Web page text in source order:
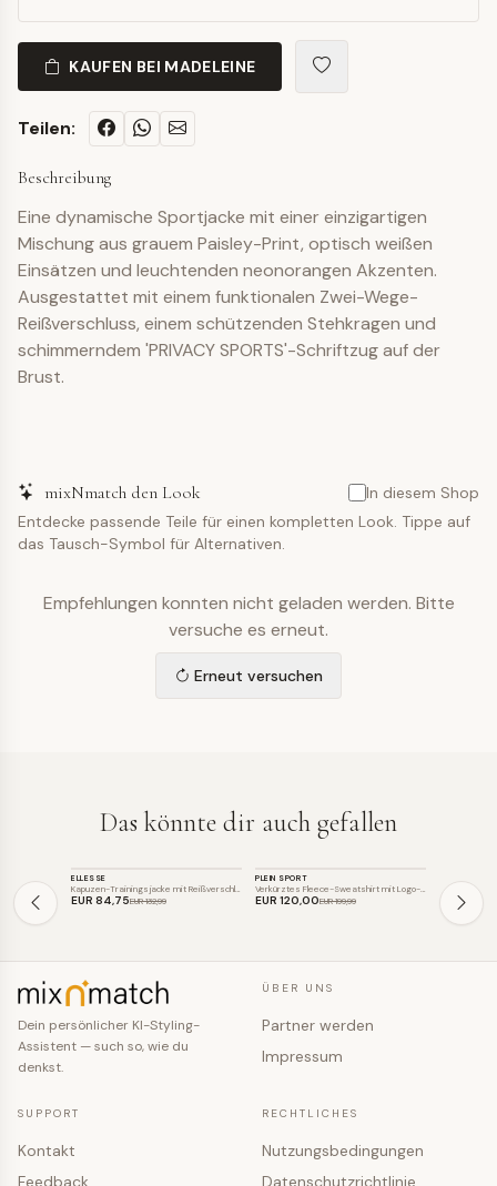
KAUFEN BEI MADELEINE
Teilen:
Beschreibung
Eine dynamische Sportjacke mit einer einzigartigen
Mischung aus grauem Paisley-Print, optisch weißen
Einsätzen und leuchtenden neonorangen Akzenten.
Ausgestattet mit einem funktionalen Zwei-Wege-
Reißverschluss, einem schützenden Stehkragen und
schimmerndem 'PRIVACY SPORTS'-Schriftzug auf der
Brust.
mixNmatch den Look
In diesem Shop
Entdecke passende Teile für einen kompletten Look. Tippe auf
das Tausch-Symbol für Alternativen.
Empfehlungen konnten nicht geladen werden. Bitte
versuche es erneut.
Erneut versuchen
Das könnte dir auch gefallen
SALE
ELLESSE
Kapuzen-Trainingsjacke mit Reißverschlu…
EUR 84,75EUR 132,99
SALE
PLEIN SPORT
Verkürztes Fleece-Sweatshirt mit Logo-P…
EUR 120,00EUR 199,99
SALE
EUR 32
Dein persönlicher KI-Styling-
Assistent — such so, wie du
denkst.
ÜBER UNS
Partner werden
Impressum
SUPPORT
Kontakt
Feedback
RECHTLICHES
Nutzungsbedingungen
Datenschutzrichtlinie